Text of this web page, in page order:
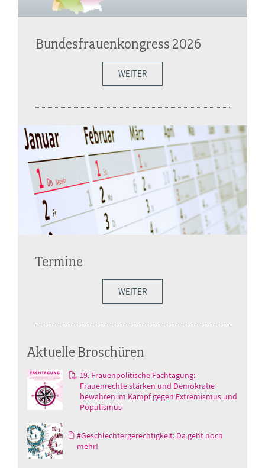
Bundesfrauenkongress 2026
WEITER
Termine
WEITER
Aktuelle Broschüren
19. Frauenpolitische Fachtagung:
Frauenrechte stärken und Demokratie
bewahren im Kampf gegen Extremismus und
Populismus
#Geschlechtergerechtigkeit: Da geht noch
mehr!